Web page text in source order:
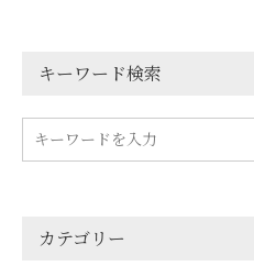
キーワード検索
カテゴリー